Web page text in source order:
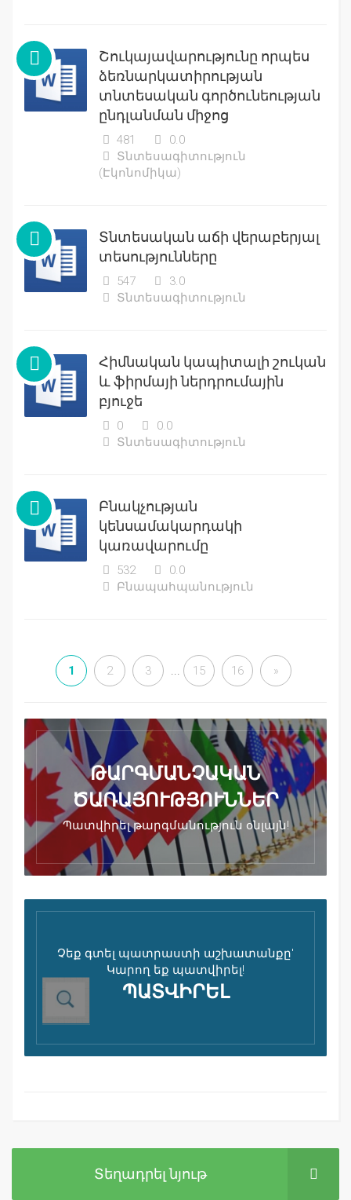
Շուկայավարությունը որպես
ձեռնարկատիրության
տնտեսական գործունեության
ընդլանման միջոց
481
0.0
Տնտեսագիտություն
(Էկոնոմիկա)
Տնտեսական աճի վերաբերյալ
տեսությունները
547
3.0
Տնտեսագիտություն
Հիմնական կապիտալի շուկան
և ֆիրմայի ներդրումային
բյուջե
0
0.0
Տնտեսագիտություն
Բնակչության
կենսամակարդակի
կառավարումը
532
0.0
Բնապահպանություն
1 2 3 ... 15 16 »
ԹԱՐԳՄԱՆՉԱԿԱՆ
ԾԱՌԱՅՈՒԹՅՈՒՆՆԵՐ
Պատվիրել թարգմանություն օնլայն!
Չեք գտել պատրաստի աշխատանքը'
Կարող եք պատվիրել!
ՊԱՏՎԻՐԵԼ
Տեղադրել նյութ